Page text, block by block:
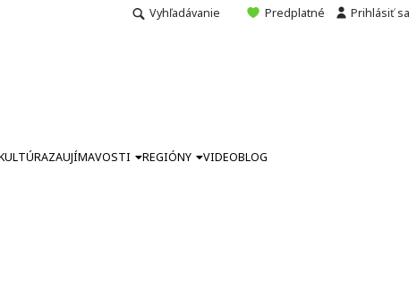
Vyhľadávanie Predplatné Prihlásiť sa
ZAUJÍMAVOSTI REGIÓNY VIDEOBLOG